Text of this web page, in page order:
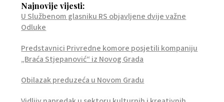
Najnovije vijesti:
U Službenom glasniku RS objavljene dvije važne
Odluke
Predstavnici Privredne komore posjetili kompaniju
„Braća Stjepanović“ iz Novog Grada
Obilazak preduzeća u Novom Gradu